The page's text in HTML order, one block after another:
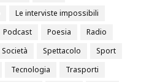
Le interviste impossibili
Podcast Poesia
Radio
Società Spettacolo
Sport
Tecnologia
Trasporti